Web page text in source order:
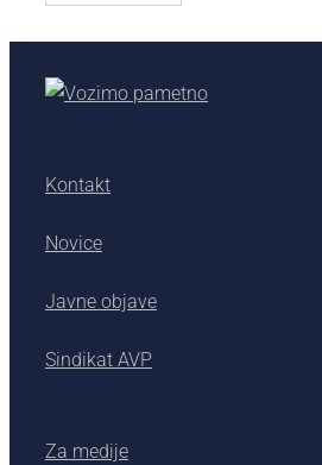
Kontakt
Novice
Javne objave
Sindikat AVP
Za medije